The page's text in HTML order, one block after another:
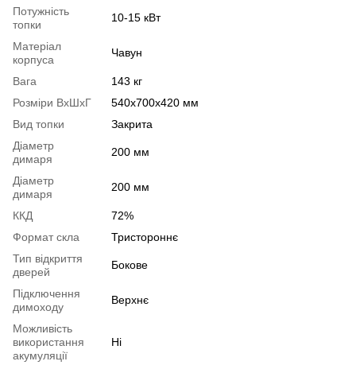
Потужність
топки
10-15 кВт
Матеріал
корпуса
Чавун
Вага
143 кг
Розміри ВхШхГ
540x700x420 мм
Вид топки
Закрита
Діаметр
димаря
200 мм
Діаметр
димаря
200 мм
ККД
72%
Формат скла
Тристороннє
Тип відкриття
дверей
Бокове
Підключення
димоходу
Верхнє
Можливість
використання
акумуляції
Ні